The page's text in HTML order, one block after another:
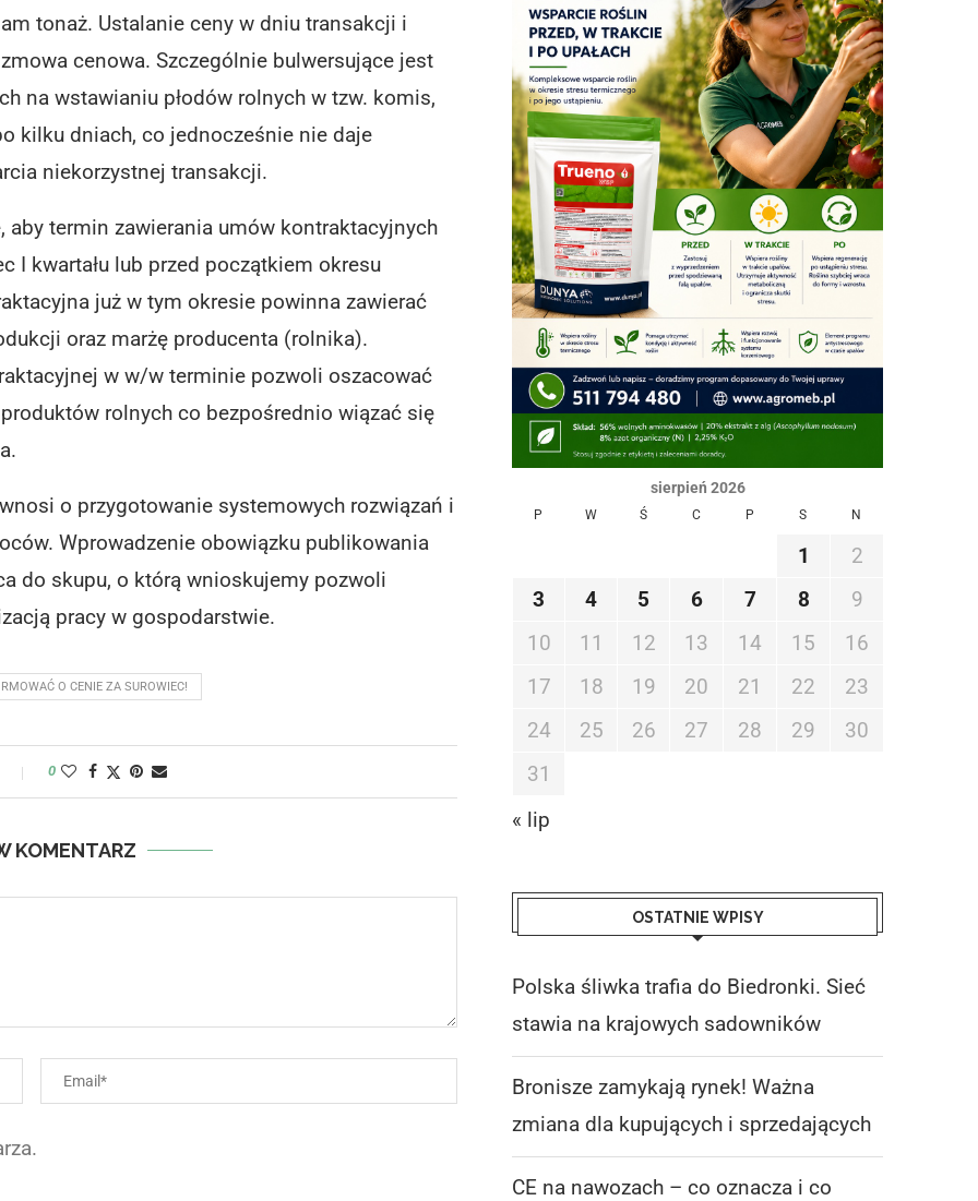
tonaż. Ustalanie ceny w dniu transakcji i
cenowa. Szczególnie bulwersujące jest
na wstawianiu płodów rolnych w tzw. komis,
kilku dniach, co jednocześnie nie daje
niekorzystnej transakcji.
termin zawierania umów kontraktacyjnych
I kwartału lub przed początkiem okresu
już w tym okresie powinna zawierać
oraz marżę producenta (rolnika).
w w/w terminie pozwoli oszacować
rolnych co bezpośrednio wiązać się
o przygotowanie systemowych rozwiązań i
Wprowadzenie obowiązku publikowania
do skupu, o którą wnioskujemy pozwoli
pracy w gospodarstwie.
O CENIE ZA SUROWIEC!
0
KOMENTARZ
sierpień 2026
P W Ś C P S N
1
2
3
4 5 6 7 8
9
10
11 12 13 14 15
16
17
18 19 20 21 22
23
24
25 26 27 28 29
30
31
« lip
OSTATNIE WPISY
Polska śliwka trafia do Biedronki. Sieć
stawia na krajowych sadowników
Bronisze zamykają rynek! Ważna
zmiana dla kupujących i sprzedających
CE na nawozach – co oznacza i co